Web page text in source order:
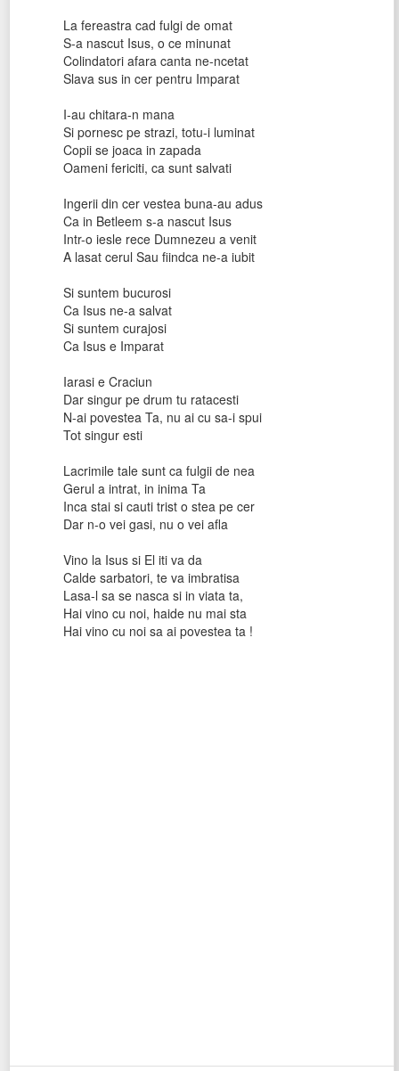
La fereastra cad fulgi de omat
S-a nascut Isus, o ce minunat
Colindatori afara canta ne-ncetat
Slava sus in cer pentru Imparat
I-au chitara-n mana
Si pornesc pe strazi, totu-i luminat
Copii se joaca in zapada
Oameni fericiti, ca sunt salvati
Ingerii din cer vestea buna-au adus
Ca in Betleem s-a nascut Isus
Intr-o iesle rece Dumnezeu a venit
A lasat cerul Sau fiindca ne-a iubit
Si suntem bucurosi
Ca Isus ne-a salvat
Si suntem curajosi
Ca Isus e Imparat
Iarasi e Craciun
Dar singur pe drum tu ratacesti
N-ai povestea Ta, nu ai cu sa-i spui
Tot singur esti
Lacrimile tale sunt ca fulgii de nea
Gerul a intrat, in inima Ta
Inca stai si cauti trist o stea pe cer
Dar n-o vei gasi, nu o vei afla
Vino la Isus si El iti va da
Calde sarbatori, te va imbratisa
Lasa-l sa se nasca si in viata ta,
Hai vino cu noi, haide nu mai sta
Hai vino cu noi sa ai povestea ta !